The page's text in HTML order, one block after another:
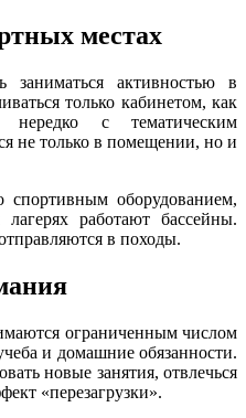
местах
активностью в
только кабинетом, как
с тематическим
не только в помещении, но и
спортивным оборудованием,
работают бассейны.
в походы.
ограниченным числом
и домашние обязанности.
новые занятия, отвлечься
«перезагрузки».